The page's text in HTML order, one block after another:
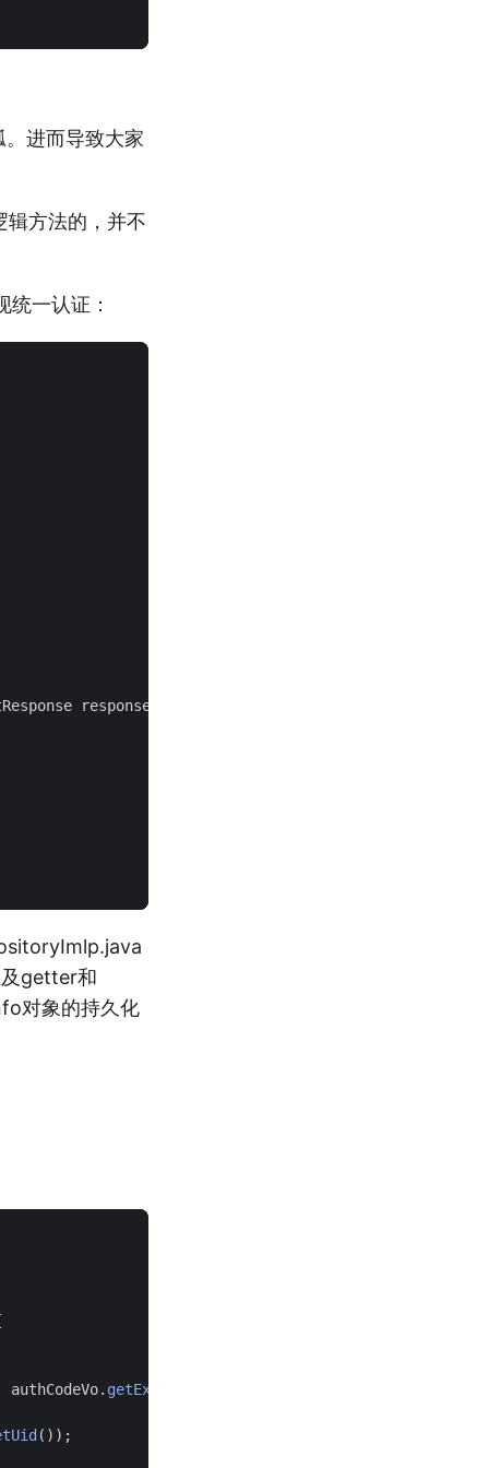
进而导致大家
辑方法的，并不
一认证：
response
getter和
对象的持久化
authCodeVo. getExpiresIn
());